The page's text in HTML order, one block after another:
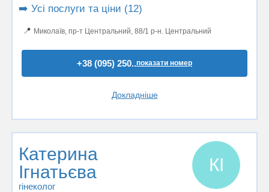
➡️ Усі послуги та ціни (12)
📍 Миколаїв, пр-т Центральний, 88/1 р-н. Центральний
+38 (095) 250..показати номер
Докладніше
Катерина
Ігнатьєва
гінеколог
КІ